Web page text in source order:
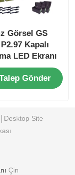
Görsel GS
Kapalı
LED Ekranı
Etkinlikleri için,
Siyah Ekran
Gönder
Desktop Site
Çin